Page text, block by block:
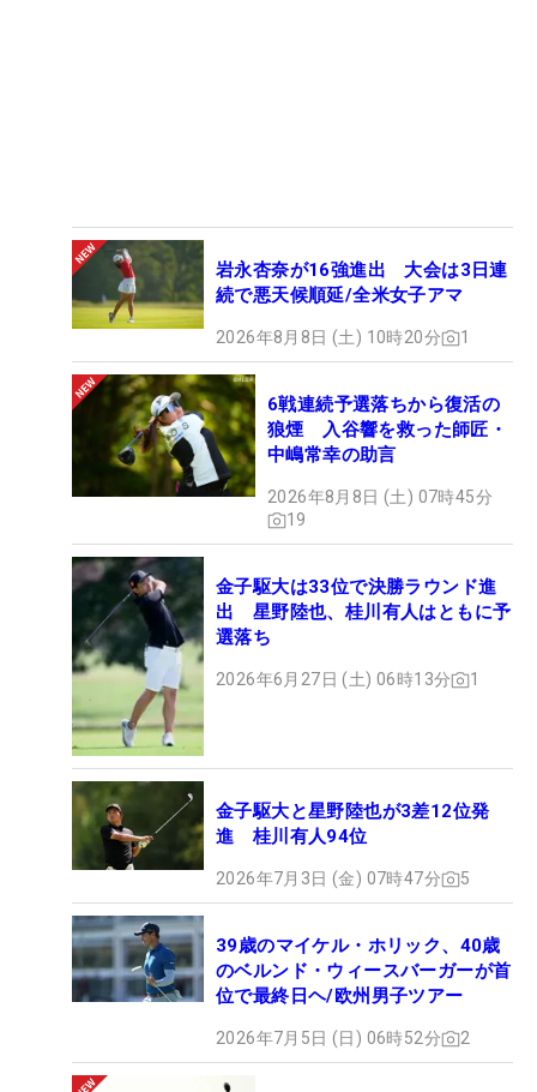
岩永杏奈が16強進出 大会は3日連
続で悪天候順延/全米女子アマ
2026年8月8日 (土) 10時20分 1
6戦連続予選落ちから復活の
狼煙 入谷響を救った師匠・
中嶋常幸の助言
2026年8月8日 (土) 07時45分
19
金子駆大は33位で決勝ラウンド進
出 星野陸也、桂川有人はともに予
選落ち
2026年6月27日 (土) 06時13分 1
金子駆大と星野陸也が3差12位発
進 桂川有人94位
2026年7月3日 (金) 07時47分 5
39歳のマイケル・ホリック、40歳
のベルンド・ウィースバーガーが首
位で最終日ヘ/欧州男子ツアー
2026年7月5日 (日) 06時52分 2